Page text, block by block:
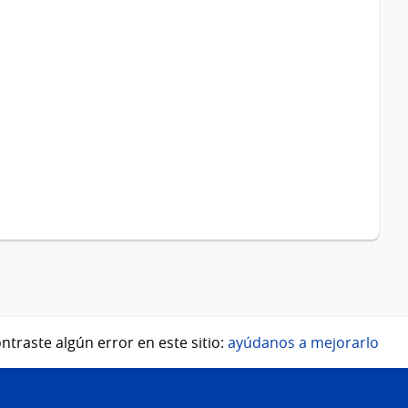
algún error en este sitio: ayúdanos a mejorarlo